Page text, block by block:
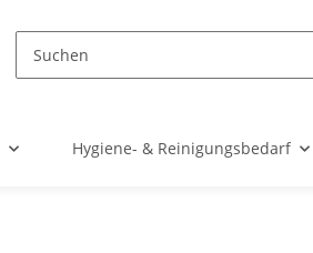
Hygiene- & Reinigungsbedarf